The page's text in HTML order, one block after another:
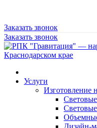
Заказать звонок
Заказать звонок
Услуги
Изготовление
Дизайн-